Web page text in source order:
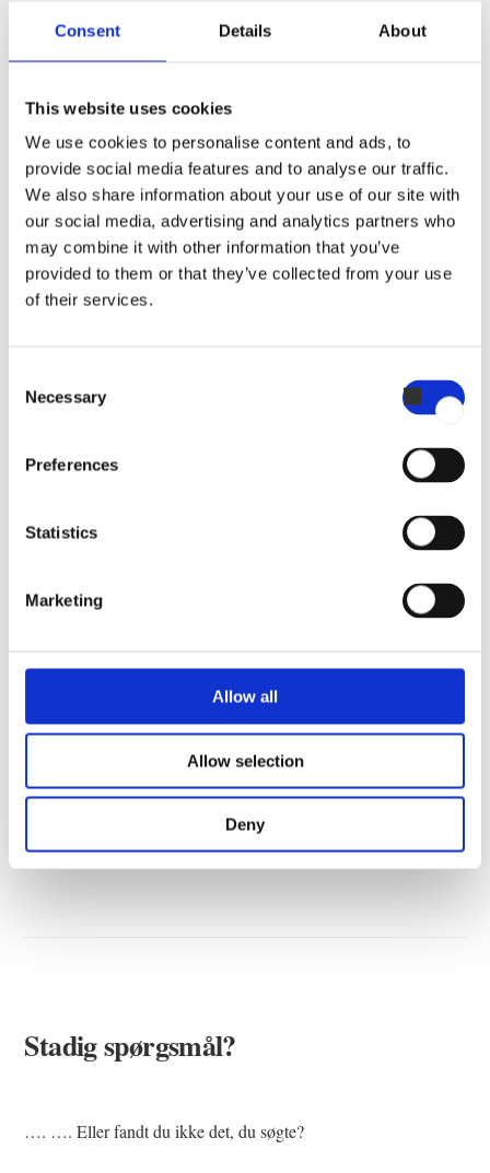
Consent Details About
This website uses cookies
We use cookies to personalise content and ads, to
provide social media features and to analyse our traffic.
We also share information about your use of our site with
our social media, advertising and analytics partners who
may combine it with other information that you’ve
provided to them or that they’ve collected from your use
of their services.
Selection
Necessary
Preferences
Statistics
Marketing
Allow all
Allow selection
Deny
FAQ FLYDENDE RENGØRINGSMIDLER
Vandbehandling
Kantiner og plader
FAQ GRILL, BAKKER OG PLADER
Stadig spørgsmål?
…. …. Eller fandt du ikke det, du søgte?